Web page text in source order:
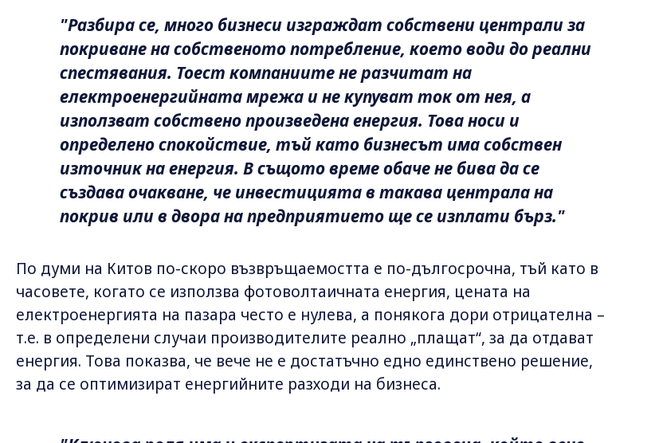
"Разбира се, много бизнеси изграждат собствени централи за
покриване на собственото потребление, което води до реални
спестявания. Тоест компаниите не разчитат на
електроенергийната мрежа и не купуват ток от нея, а
използват собствено произведена енергия. Това носи и
определено спокойствие, тъй като бизнесът има собствен
източник на енергия. В същото време обаче не бива да се
създава очакване, че инвестицията в такава централа на
покрив или в двора на предприятието ще се изплати бърз."
По думи на Китов по-скоро възвръщаемостта е по-дългосрочна, тъй като в
часовете, когато се използва фотоволтаичната енергия, цената на
електроенергията на пазара често е нулева, а понякога дори отрицателна –
т.е. в определени случаи производителите реално „плащат“, за да отдават
енергия. Това показва, че вече не е достатъчно едно единствено решение,
за да се оптимизират енергийните разходи на бизнеса.